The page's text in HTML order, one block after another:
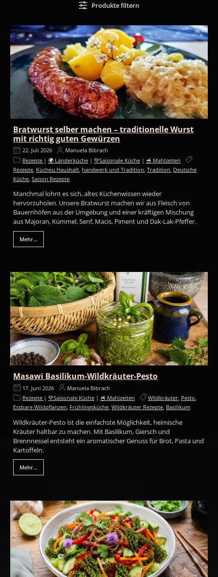
Produkte filtern
Bratwurst selber machen – traditionelle Wurst
mit richtig guten Gewürzen
22. Juli 2026
Manuela Bibrach
Rezepte | 🌍 Länderküche| 💚Saisonale Küche| 🥣 Mahlzeiten
Rezepte Kücheu.Haushalt handwerk und Tradition ,Tradition Deutsche
Küche ,Saison Rezepte
Manchmal lohnt es sich, altes Küchenwissen wieder
hervorzuholen. Unsere Bratwurst machen wir aus Fleisch von
Bauernhöfen aus der Umgebung und einer kräftigen Mischung
aus Majoran, Kümmel, Senf, Macis, Piment und Dak-Lak-Pfeffer.
Mehr...
Masawi Basilikum-Wildkräuter-Pesto
17. Juni 2026
Manuela Bibrach
Rezepte | 💚Saisonale Küche| 🥣 Mahlzeiten Wildkräuter Pesto
Essbare Wildpflanzen Frühlingsküche ,Wildkräuter Rezepte Basilikum
Wildkräuter-Pesto ist die einfachste Möglichkeit, heimische
Kräuter haltbar zu machen. Mit Basilikum, Giersch und
Brennnessel entsteht ein aromatischer Genuss für Brot, Pasta und
Kartoffeln.
Mehr...